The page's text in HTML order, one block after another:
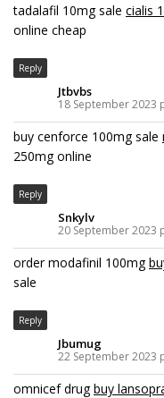
tadalafil 10mg sale cialis
online cheap
Reply
Jtbvbs
18 September 2023
buy cenforce 100mg sale
250mg online
Reply
Snkylv
20 September 2023
order modafinil 100mg
sale
Reply
Jbumug
22 September 2023
omnicef drugbuy